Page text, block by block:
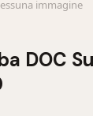
DOC